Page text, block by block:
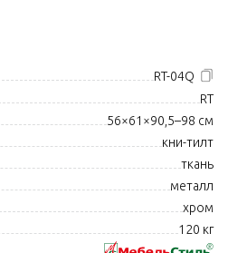
RT-04Q
RT
56×61×90,5–98 см
кни-тилт
ткань
металл
хром
120 кг